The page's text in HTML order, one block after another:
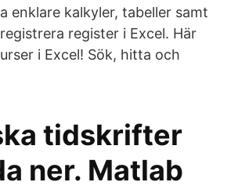
enklare kalkyler, tabeller samt
register i Excel. Här
i Excel! Sök, hitta och
tidskrifter
ner. Matlab